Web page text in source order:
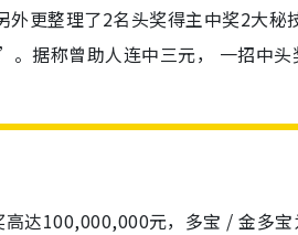
更整理了2名头奖得主中奖2大秘技
据称曾助人连中三元， 一招中头
达100,000,000元，多宝 / 金多宝